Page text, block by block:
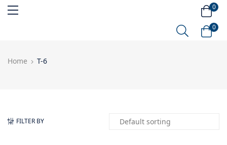
0
0
Home T-6
FILTER BY